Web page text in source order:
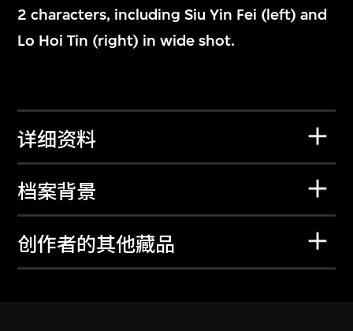
2 characters, including Siu Yin Fei (left) and
Lo Hoi Tin (right) in wide shot.
详细资料
档案背景
创作者的其他藏品